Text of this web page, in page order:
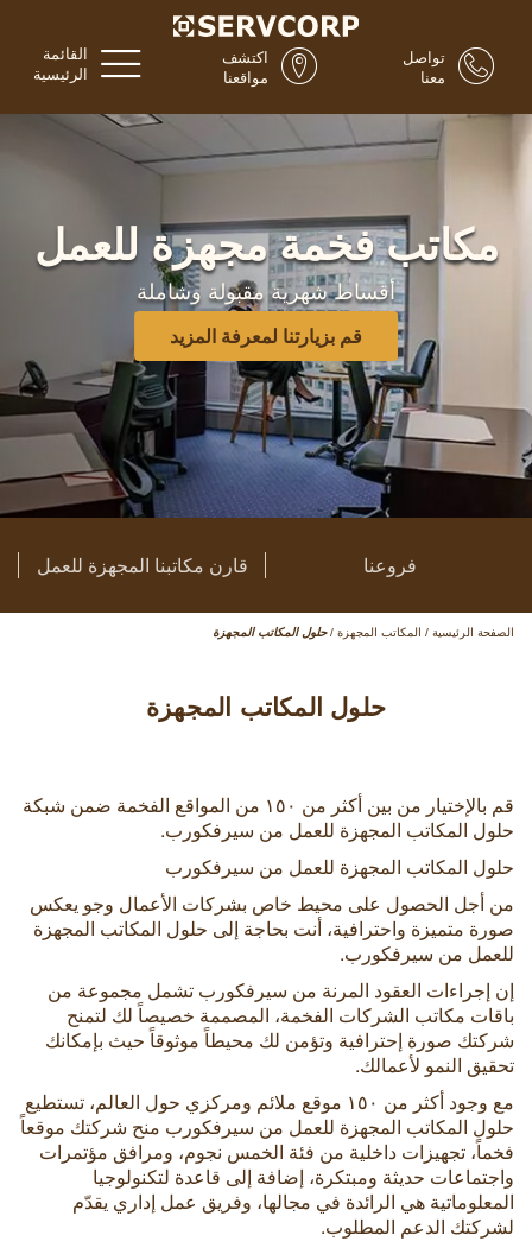
القائمة
الرئيسية
اكتشف
مواقعنا
تواصل
معنا
مكاتب فخمة مجهزة للعمل
أقساط شهرية مقبولة وشاملة
قم بزيارتنا لمعرفة المزيد
فروعنا قارن مكاتبنا المجهزة للعمل
الصفحة الرئيسية / المكاتب المجهزة / حلول المكاتب المجهزة
حلول المكاتب المجهزة
قم بالإختيار من بين أكثر من ١٥٠ من المواقع الفخمة ضمن شبكة
حلول المكاتب المجهزة للعمل من سيرفكورب.
حلول المكاتب المجهزة للعمل من سيرفكورب
من أجل الحصول على محيط خاص بشركات الأعمال وجو يعكس
صورة متميزة واحترافية، أنت بحاجة إلى حلول المكاتب المجهزة
للعمل من سيرفكورب.
إن إجراءات العقود المرنة من سيرفكورب تشمل مجموعة من
باقات مكاتب الشركات الفخمة، المصممة خصيصاً لك لتمنح
شركتك صورة إحترافية وتؤمن لك محيطاً موثوقاً حيث بإمكانك
تحقيق النمو لأعمالك.
مع وجود أكثر من ١٥٠ موقع ملائم ومركزي حول العالم، تستطيع
حلول المكاتب المجهزة للعمل من سيرفكورب منح شركتك موقعاً
فخماً، تجهيزات داخلية من فئة الخمس نجوم، ومرافق مؤتمرات
واجتماعات حديثة ومبتكرة، إضافة إلى قاعدة لتكنولوجيا
المعلوماتية هي الرائدة في مجالها، وفريق عمل إداري يقدّم
لشركتك الدعم المطلوب.